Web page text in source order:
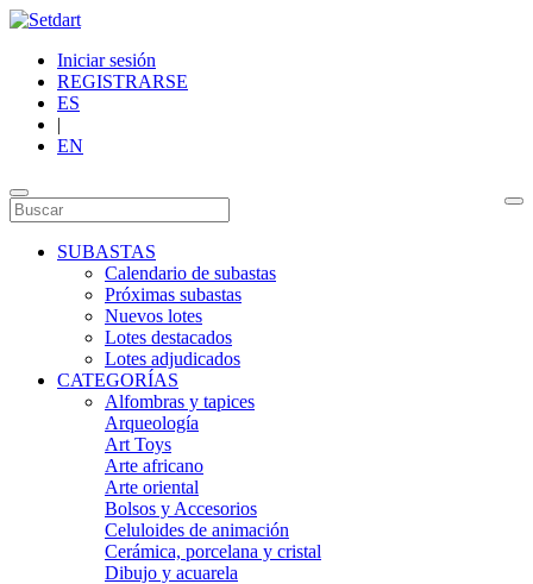
Iniciar sesión
REGISTRARSE
ES
|
EN
SUBASTAS
Calendario de subastas
Próximas subastas
Nuevos lotes
Lotes destacados
Lotes adjudicados
CATEGORÍAS
Alfombras y tapices
Arqueología
Art Toys
Arte africano
Arte oriental
Bolsos y Accesorios
Celuloides de animación
Cerámica, porcelana y cristal
Dibujo y acuarela